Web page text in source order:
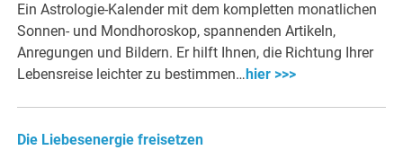
Ein Astrologie-Kalender mit dem kompletten monatlichen
Sonnen- und Mondhoroskop, spannenden Artikeln,
Anregungen und Bildern. Er hilft Ihnen, die Richtung Ihrer
Lebensreise leichter zu bestimmen… hier >>>
Die Liebesenergie freisetzen